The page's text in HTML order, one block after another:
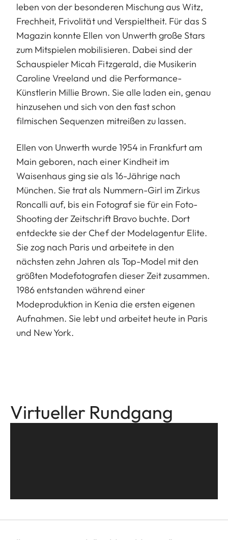
leben von der besonderen Mischung aus Witz,
Frechheit, Frivolität und Verspieltheit. Für das S
Magazin konnte Ellen von Unwerth große Stars
zum Mitspielen mobilisieren. Dabei sind der
Schauspieler Micah Fitzgerald, die Musikerin
Caroline Vreeland und die Performance-
Künstlerin Millie Brown. Sie alle laden ein, genau
hinzusehen und sich von den fast schon
filmischen Sequenzen mitreißen zu lassen.
Ellen von Unwerth wurde 1954 in Frankfurt am
Main geboren, nach einer Kindheit im
Waisenhaus ging sie als 16-Jährige nach
München. Sie trat als Nummern-Girl im Zirkus
Roncalli auf, bis ein Fotograf sie für ein Foto-
Shooting der Zeitschrift Bravo buchte. Dort
entdeckte sie der Chef der Modelagentur Elite.
Sie zog nach Paris und arbeitete in den
nächsten zehn Jahren als Top-Model mit den
größten Modefotografen dieser Zeit zusammen.
1986 entstanden während einer
Modeproduktion in Kenia die ersten eigenen
Aufnahmen. Sie lebt und arbeitet heute in Paris
und New York.
Virtueller Rundgang